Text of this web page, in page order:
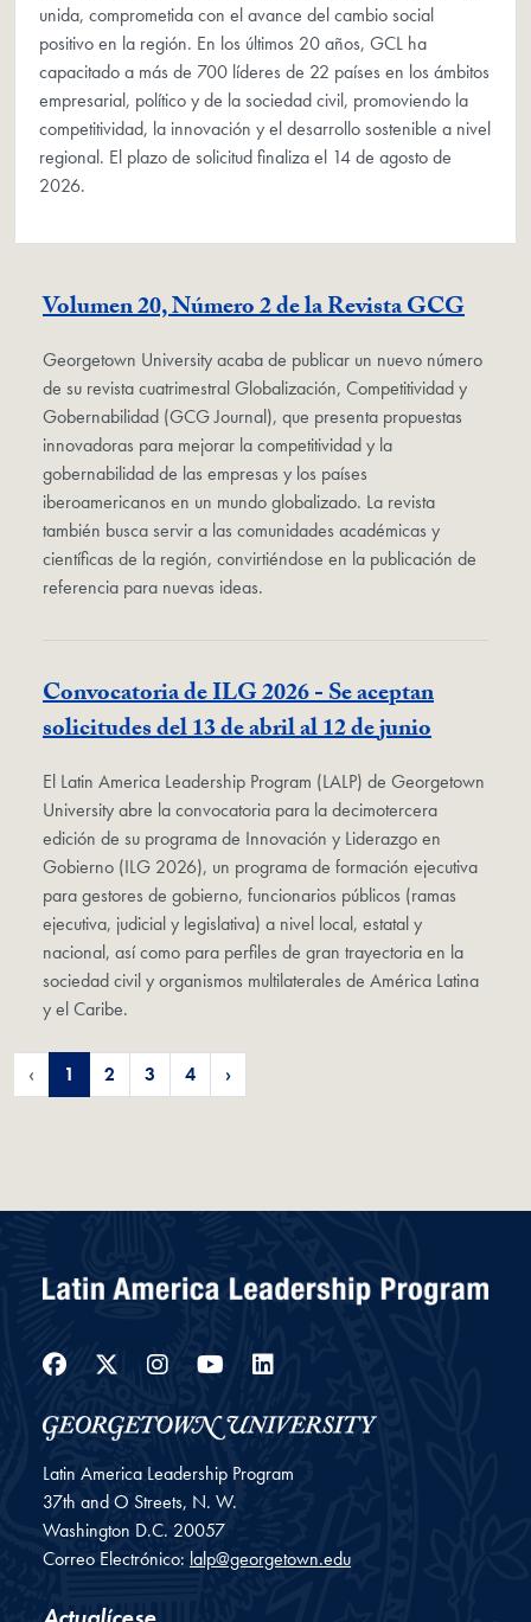
unida, comprometida con el avance del cambio social
positivo en la región. En los últimos 20 años, GCL ha
capacitado a más de 700 líderes de 22 países en los ámbitos
empresarial, político y de la sociedad civil, promoviendo la
competitividad, la innovación y el desarrollo sostenible a nivel
regional. El plazo de solicitud finaliza el 14 de agosto de
2026.
Volumen 20, Número 2 de la Revista GCG
Georgetown University acaba de publicar un nuevo número
de su revista cuatrimestral Globalización, Competitividad y
Gobernabilidad (GCG Journal), que presenta propuestas
innovadoras para mejorar la competitividad y la
gobernabilidad de las empresas y los países
iberoamericanos en un mundo globalizado. La revista
también busca servir a las comunidades académicas y
científicas de la región, convirtiéndose en la publicación de
referencia para nuevas ideas.
Convocatoria de ILG 2026 - Se aceptan
solicitudes del 13 de abril al 12 de junio
El Latin America Leadership Program (LALP) de Georgetown
University abre la convocatoria para la decimotercera
edición de su programa de Innovación y Liderazgo en
Gobierno (ILG 2026), un programa de formación ejecutiva
para gestores de gobierno, funcionarios públicos (ramas
ejecutiva, judicial y legislativa) a nivel local, estatal y
nacional, así como para perfiles de gran trayectoria en la
sociedad civil y organismos multilaterales de América Latina
y el Caribe.
‹ 1 2 3 4 ›
Facebook
Twitter
Instagram
YouTube
Latin America Leadership Program
37th and O Streets, N. W.
Washington D.C. 20057
Correo Electrónico: lalp@georgetown.edu